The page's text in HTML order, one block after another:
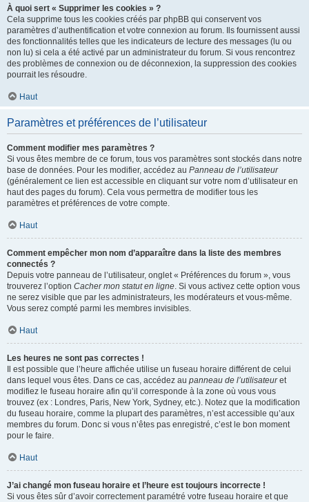
À quoi sert « Supprimer les cookies » ?
Cela supprime tous les cookies créés par phpBB qui conservent vos
paramètres d’authentification et votre connexion au forum. Ils fournissent aussi
des fonctionnalités telles que les indicateurs de lecture des messages (lu ou
non lu) si cela a été activé par un administrateur du forum. Si vous rencontrez
des problèmes de connexion ou de déconnexion, la suppression des cookies
pourrait les résoudre.
Haut
Paramètres et préférences de l’utilisateur
Comment modifier mes paramètres ?
Si vous êtes membre de ce forum, tous vos paramètres sont stockés dans notre
base de données. Pour les modifier, accédez au Panneau de l’utilisateur
(généralement ce lien est accessible en cliquant sur votre nom d’utilisateur en
haut des pages du forum). Cela vous permettra de modifier tous les
paramètres et préférences de votre compte.
Haut
Comment empêcher mon nom d’apparaître dans la liste des membres
connectés ?
Depuis votre panneau de l’utilisateur, onglet « Préférences du forum », vous
trouverez l’option Cacher mon statut en ligne. Si vous activez cette option vous
ne serez visible que par les administrateurs, les modérateurs et vous-même.
Vous serez compté parmi les membres invisibles.
Haut
Les heures ne sont pas correctes !
Il est possible que l’heure affichée utilise un fuseau horaire différent de celui
dans lequel vous êtes. Dans ce cas, accédez au panneau de l’utilisateuret
modifiez le fuseau horaire afin qu’il corresponde à la zone où vous vous
trouvez (ex : Londres, Paris, New York, Sydney, etc.). Notez que la modification
du fuseau horaire, comme la plupart des paramètres, n’est accessible qu’aux
membres du forum. Donc si vous n’êtes pas enregistré, c’est le bon moment
pour le faire.
Haut
J’ai changé mon fuseau horaire et l’heure est toujours incorrecte !
Si vous êtes sûr d’avoir correctement paramétré votre fuseau horaire et que